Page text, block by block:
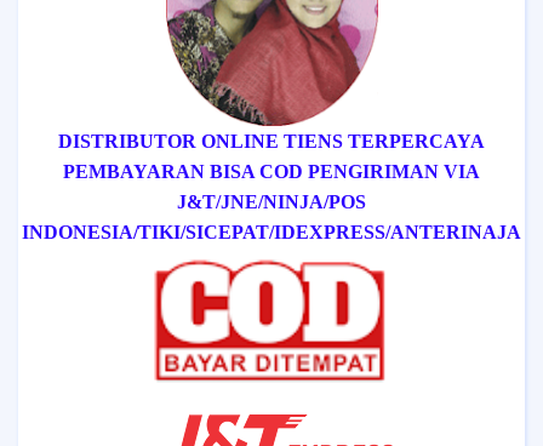
DISTRIBUTOR ONLINE TIENS TERPERCAYA
PEMBAYARAN BISA COD PENGIRIMAN VIA
J&T/JNE/NINJA/POS
INDONESIA/TIKI/SICEPAT/IDEXPRESS/ANTERINAJA